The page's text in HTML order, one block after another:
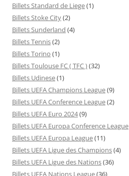
Billets Standard de Liege(1)
Billets Stoke City(2)
Billets Sunderland (4)
Billets Tennis(2)
Billets Torino (1)
Billets Toulouse FC ( TFC )(32)
Billets Udinese(1)
Billets UEFA Champions League(9)
Billets UEFA Conference League(2)
Billets UEFA Euro 2024(9)
Billets UEFA Europa Conference League
Billets UEFA Europa League(11)
Billets UEFA Ligue des Champions(4)
Billets UEFA Ligue des Nations(36)
Billets UEFA Nations League(36)